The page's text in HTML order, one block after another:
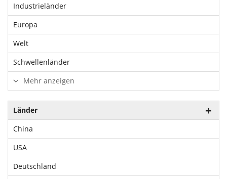
Industrieländer
Europa
Welt
Schwellenländer
Mehr anzeigen
Länder
China
USA
Deutschland